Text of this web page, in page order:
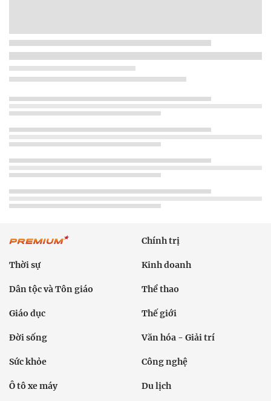
Chính trị
Thời sự Kinh doanh
Dân tộc và Tôn giáo Thể thao
Giáo dục Thế giới
Đời sống Văn hóa - Giải trí
Sức khỏe Công nghệ
Ô tô xe máy Du lịch